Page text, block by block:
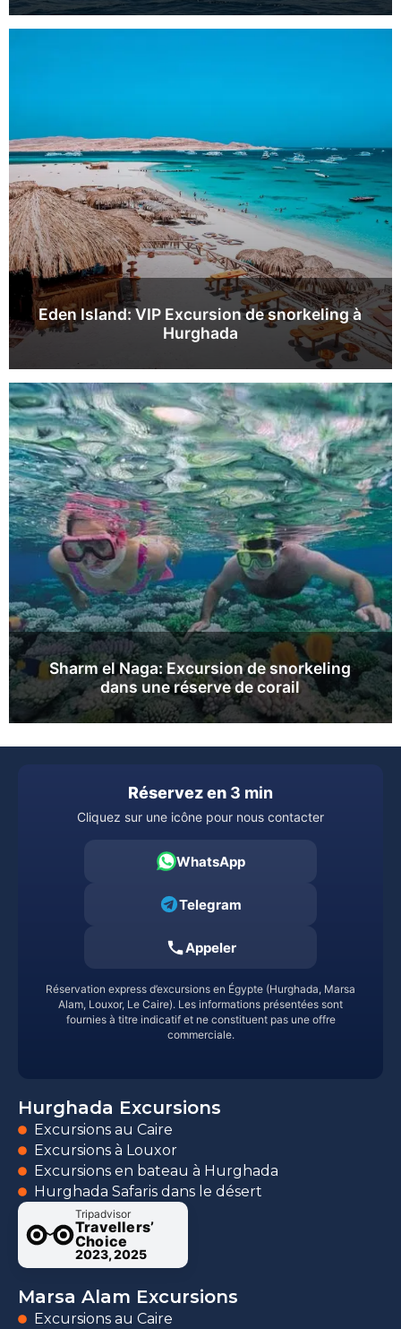
Eden Island: VIP Excursion de snorkeling à
Hurghada
Sharm el Naga: Excursion de snorkeling
dans une réserve de corail
Réservez en 3 min
Cliquez sur une icône pour nous contacter
WhatsApp
Telegram
Appeler
Réservation express d’excursions en Égypte (Hurghada, Marsa
Alam, Louxor, Le Caire). Les informations présentées sont
fournies à titre indicatif et ne constituent pas une offre
commerciale.
Hurghada Excursions
Excursions au Caire
Excursions à Louxor
Excursions en bateau à Hurghada
Hurghada Safaris dans le désert
Tripadvisor
Travellers’
Choice
2023, 2025
Marsa Alam Excursions
Excursions au Caire